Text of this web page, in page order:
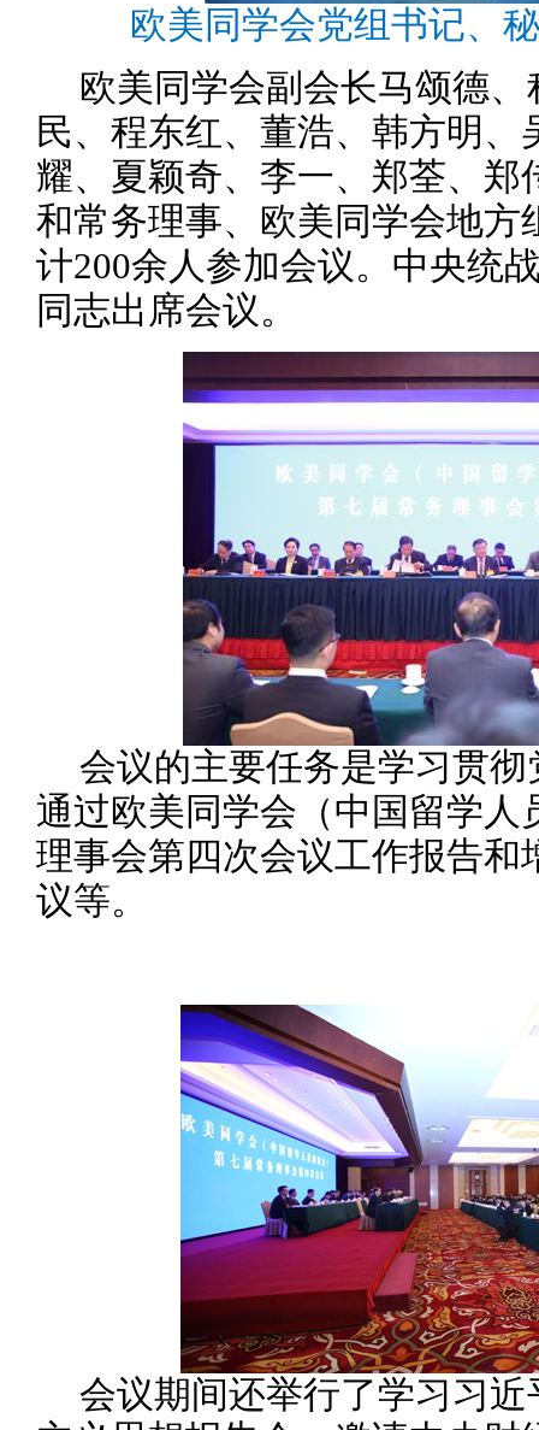
欧美同学会党组书记、
欧美同学会副会长马颂德
民、程东红、董浩、韩方明、
耀、夏颖奇、李一、郑荃、郑
和常务理事、欧美同学会地方
计200余人参加会议。中央统
同志出席会议。
会议的主要任务是学习贯
通过欧美同学会（中国留学人
理事会第四次会议工作报告和
议等。
会议期间还举行了学习习